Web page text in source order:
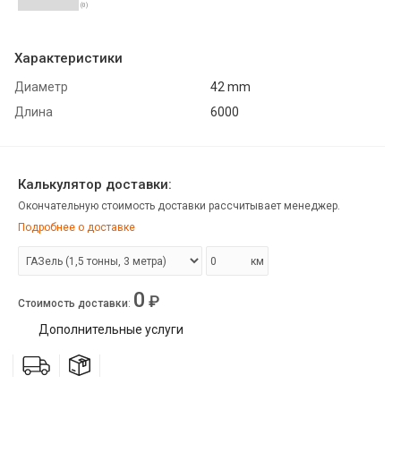
(0)
Характеристики
Диаметр
42 mm
Длина
6000
Калькулятор доставки:
Окончательную стоимость доставки рассчитывает менеджер.
Подробнее о доставке
км
Стоимость доставки: 0 ₽
Дополнительные услуги